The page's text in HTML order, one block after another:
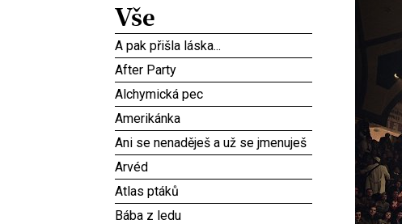
Vše
A pak přišla láska...
After Party
Alchymická pec
Amerikánka
Ani se nenaděješ a už se jmenuješ
Arvéd
Atlas ptáků
Bába z ledu